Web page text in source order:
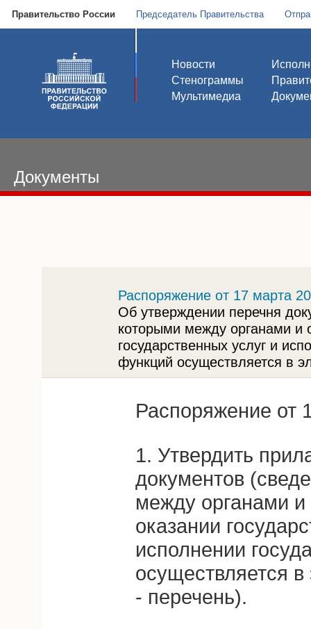
Правительство России Председатель Правительства
Новости
Стенограммы
Мультимедиа
Документы
Распоряжение от 17 марта
Об утверждении перечня
которыми между органами и
государственных услуг и
функций осуществляется в
Распоряжение от
1. Утвердить
документов
между органами
оказании
исполнении
осуществляется
- перечень).